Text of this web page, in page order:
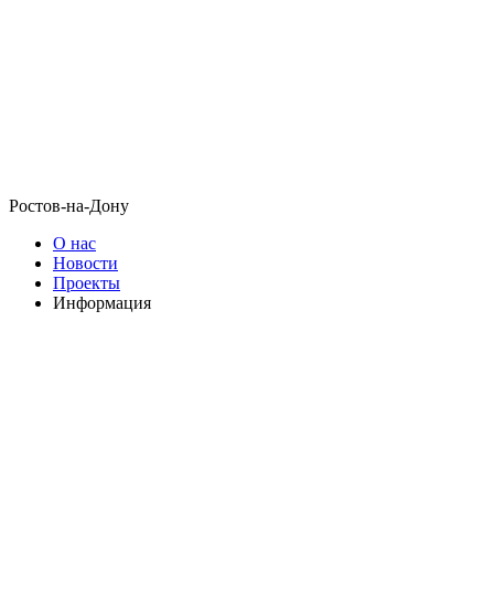
Ростов-на-Дону
О нас
Новости
Проекты
Информация